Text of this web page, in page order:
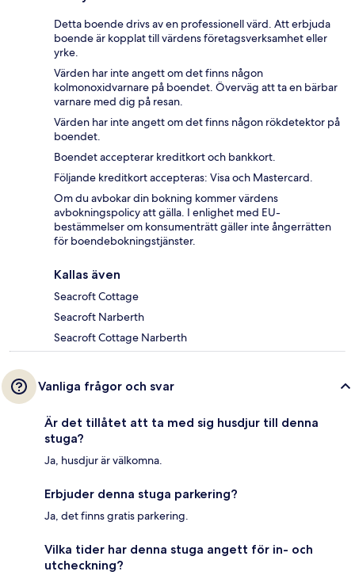
Detta boende drivs av en professionell värd. Att erbjuda
boende är kopplat till värdens företagsverksamhet eller
yrke.
Värden har inte angett om det finns någon
kolmonoxidvarnare på boendet. Överväg att ta en bärbar
varnare med dig på resan.
Värden har inte angett om det finns någon rökdetektor på
boendet.
Boendet accepterar kreditkort och bankkort.
Följande kreditkort accepteras: Visa och Mastercard.
Om du avbokar din bokning kommer värdens
avbokningspolicy att gälla. I enlighet med EU-
bestämmelser om konsumenträtt gäller inte ångerrätten
för boendebokningstjänster.
Kallas även
Seacroft Cottage
Seacroft Narberth
Seacroft Cottage Narberth
Vanliga frågor och svar
Är det tillåtet att ta med sig husdjur till denna
stuga?
Ja, husdjur är välkomna.
Erbjuder denna stuga parkering?
Ja, det finns gratis parkering.
Vilka tider har denna stuga angett för in- och
utcheckning?